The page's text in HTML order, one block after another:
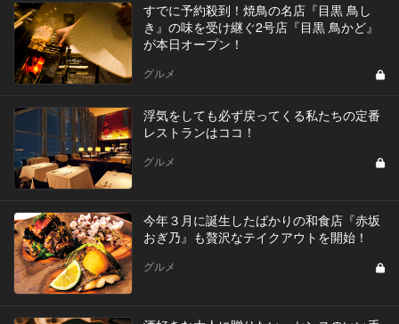
すでに予約殺到！焼鳥の名店『目黒 鳥し
き』の味を受け継ぐ2号店『目黒 鳥かど』
が本日オープン！
グルメ
浮気をしても必ず戻ってくる私たちの定番
レストランはココ！
グルメ
今年３月に誕生したばかりの和食店『赤坂
おぎ乃』も贅沢なテイクアウトを開始！
グルメ